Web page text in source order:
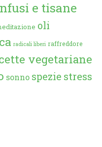
e tisane
oli
radicali liberi raffreddore
vegetariane
sonno spezie stress